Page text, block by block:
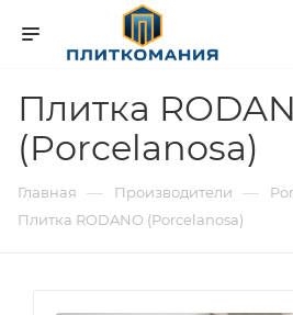
Плитка
(Porcelanosa)
Главная — Производители —
Плитка RODANO (Porcelanosa)